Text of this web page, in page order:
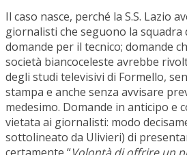
Il caso nasce, perché la S.S. Lazio
giornalisti che seguono la squadra
domande per il tecnico; domande
società biancoceleste avrebbe
degli studi televisivi di Formello,
stampa e anche senza avvisare
medesimo. Domande in anticipo e
vietata ai giornalisti: modo
sottolineato da Ulivieri) di